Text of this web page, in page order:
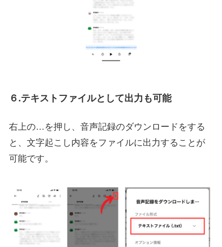
６.テキストファイルとして出力も可能
右上の…を押し、音声記録のダウンロードをする
と、文字起こし内容をファイルに出力することが
可能です。